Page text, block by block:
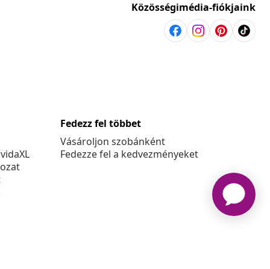
Közösségimédia-fiókjaink
Fedezz fel többet
Vásároljon szobánként
Fedezze fel a kedvezményeket